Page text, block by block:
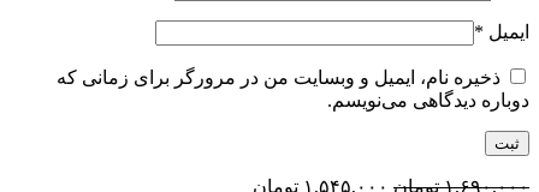
ایمیل *
ذخیره نام، ایمیل و وبسایت من در مرورگر برای زمانی که
دوباره دیدگاهی می‌نویسم.
۱,۶۹۰,۰۰۰ تومان قیمت
۱,۵۴۵,۰۰۰ تومان